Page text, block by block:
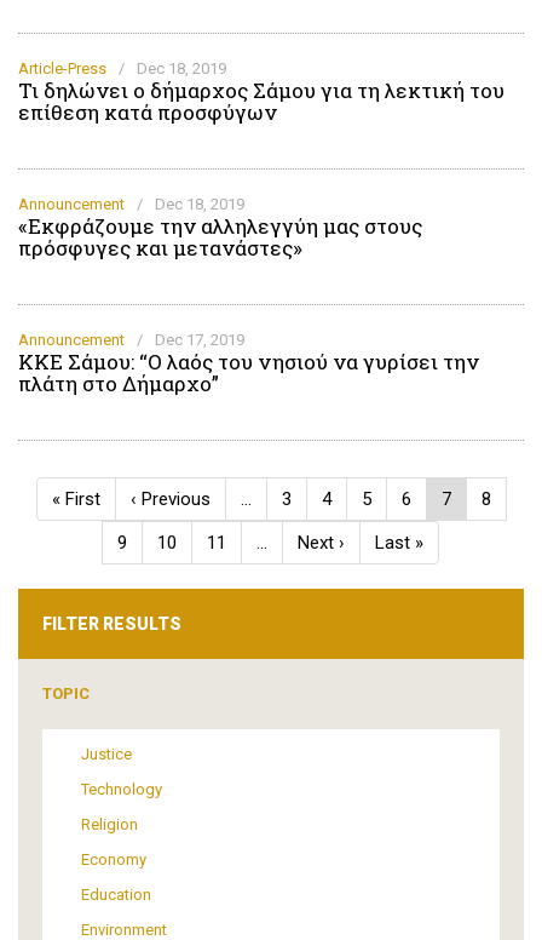
Article-Press / Dec 18, 2019
Τι δηλώνει ο δήμαρχος Σάμου για τη λεκτική του
επίθεση κατά προσφύγων
Announcement / Dec 18, 2019
«Εκφράζουμε την αλληλεγγύη μας στους
πρόσφυγες και μετανάστες»
Announcement / Dec 17, 2019
ΚΚΕ Σάμου: “Ο λαός του νησιού να γυρίσει την
πλάτη στο Δήμαρχο”
Pagination
First
page
« First
Previous
page
‹ Previous … Page
3 Page
4 Page
5 Page
6
Current
page
7 Page
8
Page
9 Page
10 Page
11 …
Next
page
Next ›
Last
page
Last »
FILTER RESULTS
TOPIC
Justice
Technology
Religion
Economy
Education
Environment